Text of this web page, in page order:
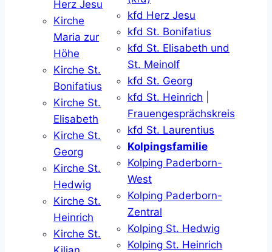
Herz Jesu
Kirche
Maria zur
Höhe
Kirche St.
Bonifatius
Kirche St.
Elisabeth
Kirche St.
Georg
Kirche St.
Hedwig
Kirche St.
Heinrich
Kirche St.
kfd Herz Jesu
kfd St. Bonifatius
kfd St. Elisabeth und
St. Meinolf
kfd St. Georg
kfd St. Heinrich
Frauengesprächskreis
kfd St. Laurentius
Kolpingsfamilie
Kolping Paderborn-
West
Kolping Paderborn-
Zentral
Kolping St. Hedwig
Kolping St. Heinrich